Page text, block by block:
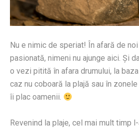
Nu e nimic de speriat! În afară de
pasionată, nimeni nu ajunge aici. Şi
o vezi pitită în afara drumului, la
caz nu coboară la plajă sau în
îi plac oamenii.
Revenind la plaje, cel mai mult timp